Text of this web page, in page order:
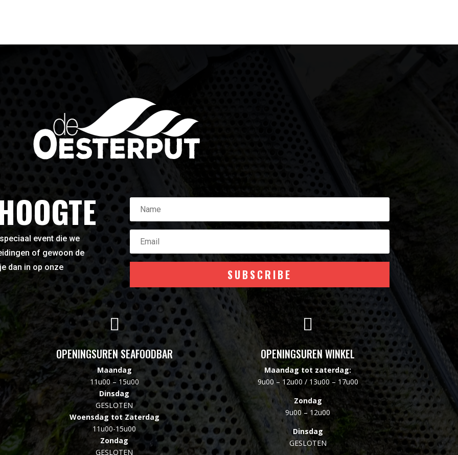
event die we
of gewoon de
dan in op onze
SUBSCRIBE

OPENINGSUREN SEAFOODBAR
Maandag
11u00 – 15u00
Dinsdag
GESLOTEN
Woensdag tot Zaterdag
11u00-15u00
Zondag
GESLOTEN

OPENINGSUREN WINKEL
Maandag tot zaterdag:
9u00 – 12u00 / 13u00 – 17u00
Zondag
9u00 – 12u00
Dinsdag
GESLOTEN